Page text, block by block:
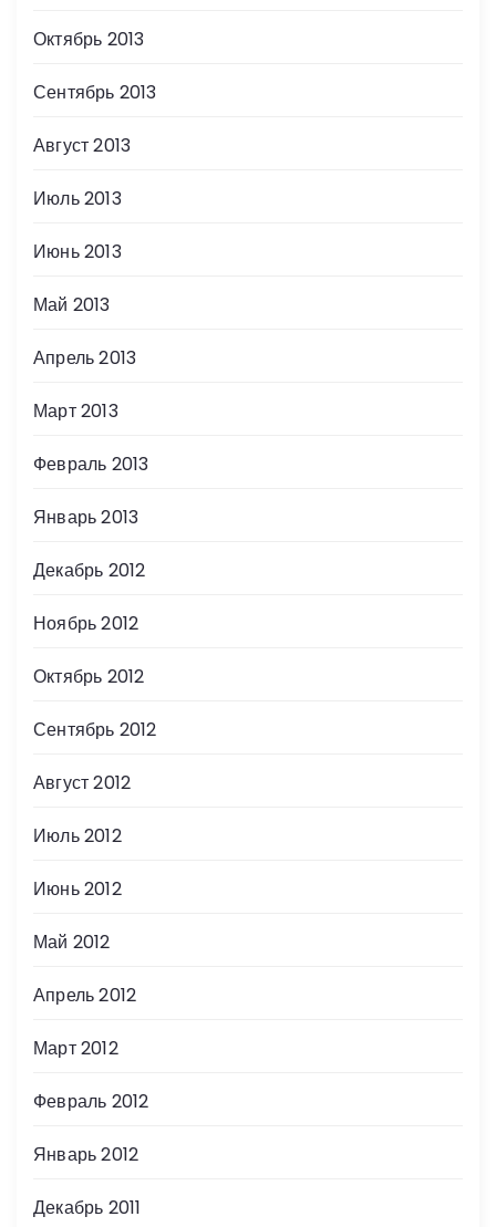
Октябрь 2013
Сентябрь 2013
Август 2013
Июль 2013
Июнь 2013
Май 2013
Апрель 2013
Март 2013
Февраль 2013
Январь 2013
Декабрь 2012
Ноябрь 2012
Октябрь 2012
Сентябрь 2012
Август 2012
Июль 2012
Июнь 2012
Май 2012
Апрель 2012
Март 2012
Февраль 2012
Январь 2012
Декабрь 2011